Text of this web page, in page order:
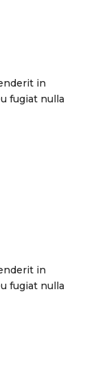
in
fugiat nulla
in
fugiat nulla